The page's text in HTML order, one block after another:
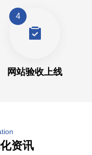
4
网站验收上线
资讯